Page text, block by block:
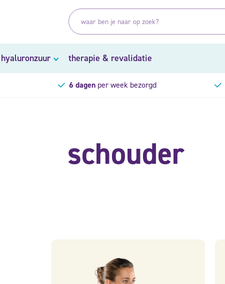
hyaluronzuur therapie & revalidatie
6 dagenper week bezorgd
schouder